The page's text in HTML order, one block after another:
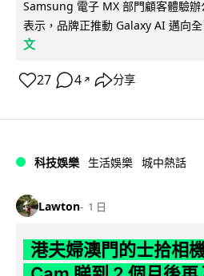
Samsung 電子 MX 部門顧客體驗
表示，品牌正推動 Galaxy AI 邁向
文
27 4 ↗ 分享
科技娛樂 生活娛樂 城中熱話
Lawton 1 日
港夫婦澳門的士拾相